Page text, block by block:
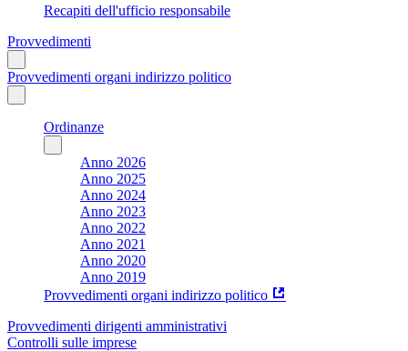
Recapiti dell'ufficio responsabile
Provvedimenti
Provvedimenti organi indirizzo politico
Ordinanze
Anno 2026
Anno 2025
Anno 2024
Anno 2023
Anno 2022
Anno 2021
Anno 2020
Anno 2019
Provvedimenti organi indirizzo politico
Provvedimenti dirigenti amministrativi
Controlli sulle imprese